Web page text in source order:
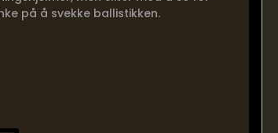
på å svekke ballistikken.